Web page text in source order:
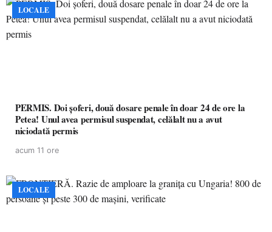
LOCALE
PERMIS. Doi șoferi, două dosare penale în doar 24 de ore la
Petea! Unul avea permisul suspendat, celălalt nu a avut
niciodată permis
acum 11 ore
LOCALE